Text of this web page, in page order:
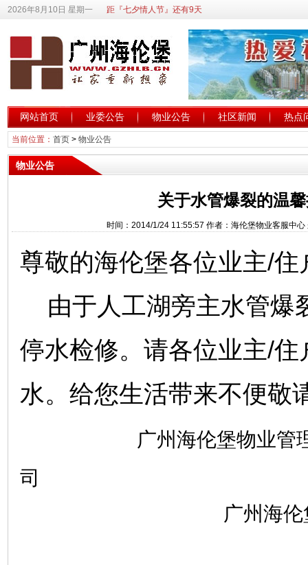
2026年8月10日 星期一 距『七夕情人节』还有9天
网站首页 业委公告 物业公告 社区新闻 热点
当前位置： 首页> 物业公告
物业公告
关于水管爆裂的温
时间：2014/1/24 11:55:57 作者：海伦堡物业客服中心
尊敬的海伦堡各位业主/住
由于人工湖旁主水管爆
停水检修。请各位业主/住
水。给您生活带来不便敬
广州海伦堡物业管
司
广州海伦堡物业